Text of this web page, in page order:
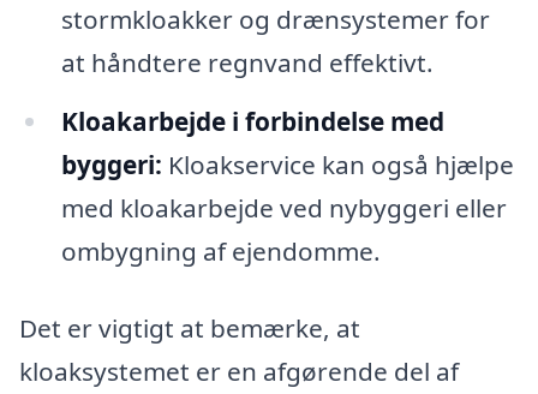
stormkloakker og drænsystemer for
at håndtere regnvand effektivt.
Kloakarbejde i forbindelse med
byggeri: Kloakservice kan også hjælpe
med kloakarbejde ved nybyggeri eller
ombygning af ejendomme.
Det er vigtigt at bemærke, at
kloaksystemet er en afgørende del af